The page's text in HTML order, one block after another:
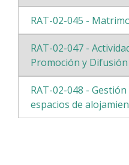
RAT-02-045 -
RAT-02-047 -
Promoción y Difusión
RAT-02-048 -
espacios de